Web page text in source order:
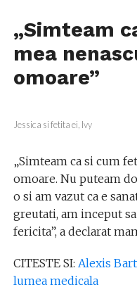
„Simteam
mea
omoare”
Jessica si fetita ei, Ivy
„Simteam ca si cum
omoare. Nu puteam
o si am vazut ca e
greutati, am inceput
fericita”, a declarat
CITESTE SI: Alexis
lumea medicala